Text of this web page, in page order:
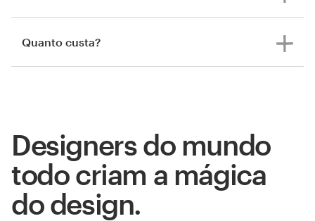
Quanto custa?
Designers do mundo
todo criam a mágica
do design.